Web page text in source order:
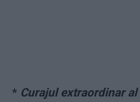
* Curajul extraordinar